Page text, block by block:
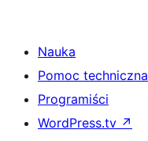
Nauka
Pomoc techniczna
Programiści
WordPress.tv ↗